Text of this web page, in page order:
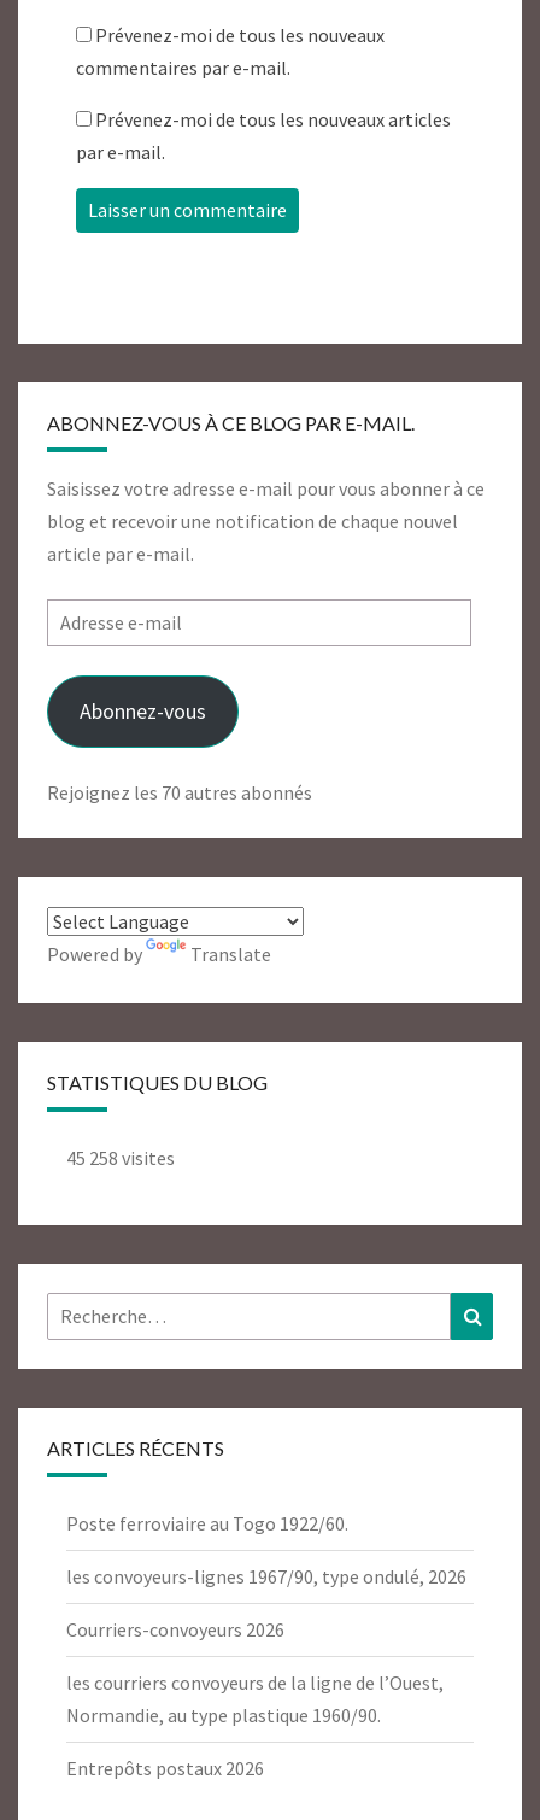
Prévenez-moi de tous les nouveaux
commentaires par e-mail.
Prévenez-moi de tous les nouveaux articles
par e-mail.
ABONNEZ-VOUS À CE BLOG PAR E-MAIL.
Saisissez votre adresse e-mail pour vous abonner à ce
blog et recevoir une notification de chaque nouvel
article par e-mail.
Adresse
e-
mail
Abonnez-vous
Rejoignez les 70 autres abonnés
Powered by Translate
STATISTIQUES DU BLOG
45 258 visites
Rechercher :
ARTICLES RÉCENTS
Poste ferroviaire au Togo 1922/60.
les convoyeurs-lignes 1967/90, type ondulé, 2026
Courriers-convoyeurs 2026
les courriers convoyeurs de la ligne de l’Ouest,
Normandie, au type plastique 1960/90.
Entrepôts postaux 2026